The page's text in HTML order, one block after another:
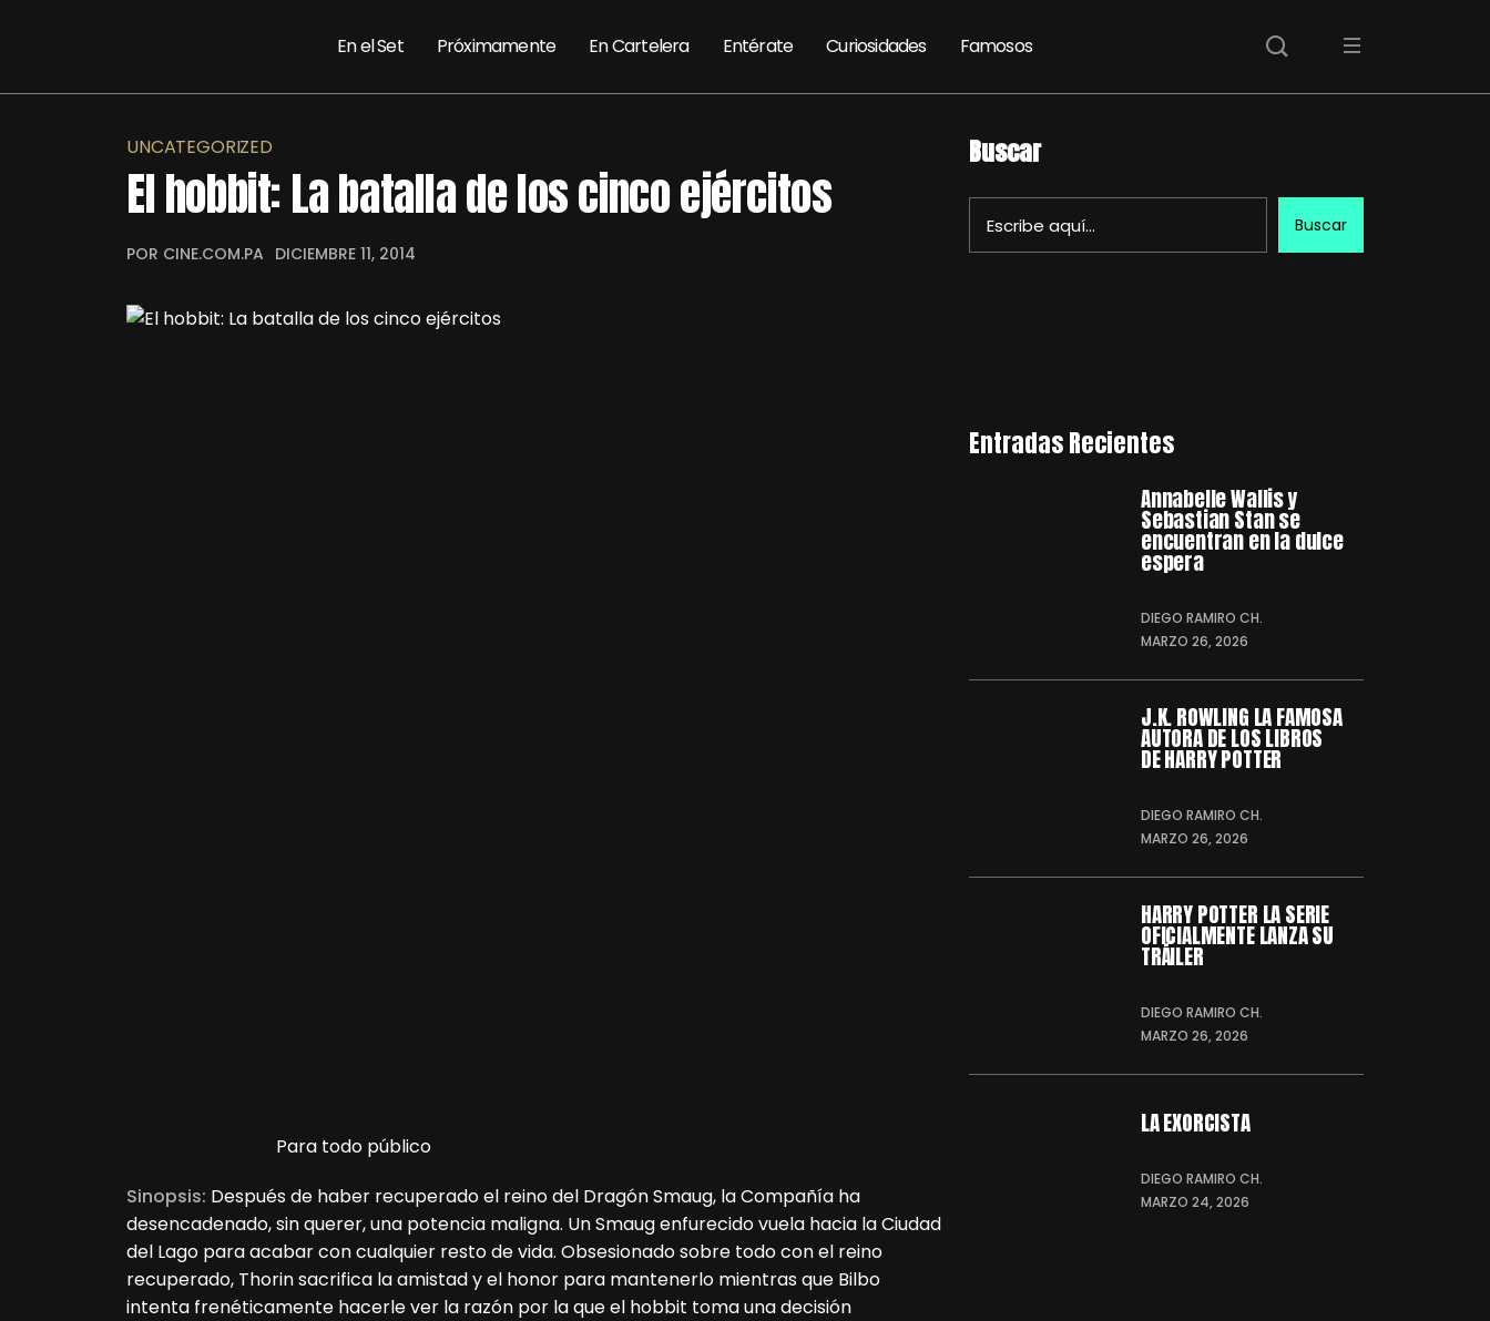
En el Set Próximamente En Cartelera Entérate Curiosidades Famosos
UNCATEGORIZED
El hobbit: La batalla de los cinco ejércitos
POR CINE.COM.PA DICIEMBRE 11, 2014
Para todo público
Sinopsis: Después de haber recuperado el reino del Dragón Smaug, la Compañía ha
desencadenado, sin querer, una potencia maligna. Un Smaug enfurecido vuela hacia la Ciudad
del Lago para acabar con cualquier resto de vida. Obsesionado sobre todo con el reino
recuperado, Thorin sacrifica la amistad y el honor para mantenerlo mientras que Bilbo
intenta frenéticamente hacerle ver la razón por la que el hobbit toma una decisión
Buscar
Buscar
Entradas Recientes
Annabelle Wallis y
Sebastian Stan se
encuentran en la dulce
espera
DIEGO RAMIRO CH.
MARZO 26, 2026
J.K. ROWLING LA FAMOSA
AUTORA DE LOS LIBROS
DE HARRY POTTER
DIEGO RAMIRO CH.
MARZO 26, 2026
HARRY POTTER LA SERIE
OFICIALMENTE LANZA SU
TRÁILER
DIEGO RAMIRO CH.
MARZO 26, 2026
LA EXORCISTA
DIEGO RAMIRO CH.
MARZO 24, 2026